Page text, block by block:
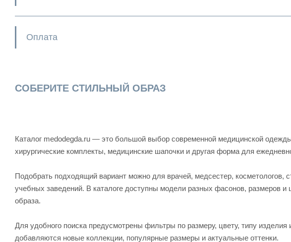
Оплата
СОБЕРИТЕ СТИЛЬНЫЙ ОБРАЗ
Каталог medodegda.ru — это большой выбор современной медицинской
хирургические комплекты, медицинские шапочки и другая форма для
Подобрать подходящий вариант можно для врачей, медсестер, косметологов,
учебных заведений. В каталоге доступны модели разных фасонов, размеров
образа.
Для удобного поиска предусмотрены фильтры по размеру, цвету, типу
добавляются новые коллекции, популярные размеры и актуальные оттенки.